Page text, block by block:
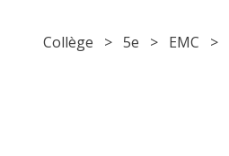
Collège > 5e > EMC >